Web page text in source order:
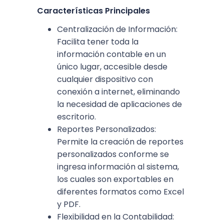
Características Principales
Centralización de Información:
Facilita tener toda la
información contable en un
único lugar, accesible desde
cualquier dispositivo con
conexión a internet, eliminando
la necesidad de aplicaciones de
escritorio.
Reportes Personalizados:
Permite la creación de reportes
personalizados conforme se
ingresa información al sistema,
los cuales son exportables en
diferentes formatos como Excel
y PDF.
Flexibilidad en la Contabilidad: